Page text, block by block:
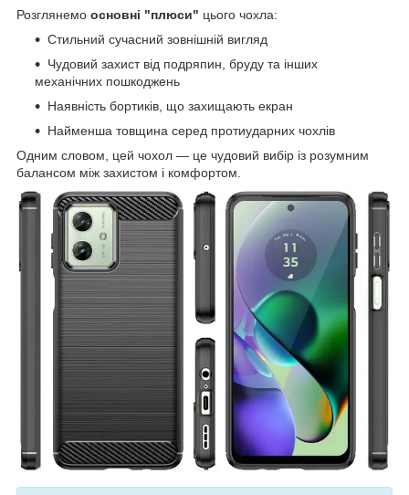
Розглянемо основні "плюси" цього чохла:
Стильний сучасний зовнішній вигляд
Чудовий захист від подряпин, бруду та інших
механічних пошкоджень
Наявність бортиків, що захищають екран
Найменша товщина серед протиударних чохлів
Одним словом, цей чохол — це чудовий вибір із розумним
балансом між захистом і комфортом.